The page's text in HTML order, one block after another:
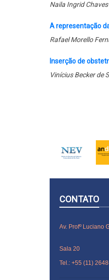
Naila Ingrid
A representação
Rafael Morello
Inserção de
Vinícius Becker de
CONTATO
Av. Profº Luciano
Sala 20
Tel.: +55 (11)